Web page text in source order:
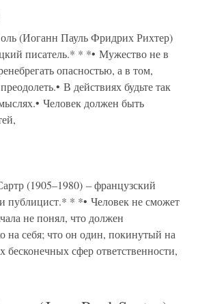
(Иоганн Пауль Фридрих Рихтер)
писатель.* * *• Мужество не в
опасностью, а в том,
В действиях будьте так
Человек должен быть
(1905–1980) – французский
публицист.* * *• Человек не сможет
не понял, что должен
на себя; что он один, покинутый на
бесконечных сфер ответственности,